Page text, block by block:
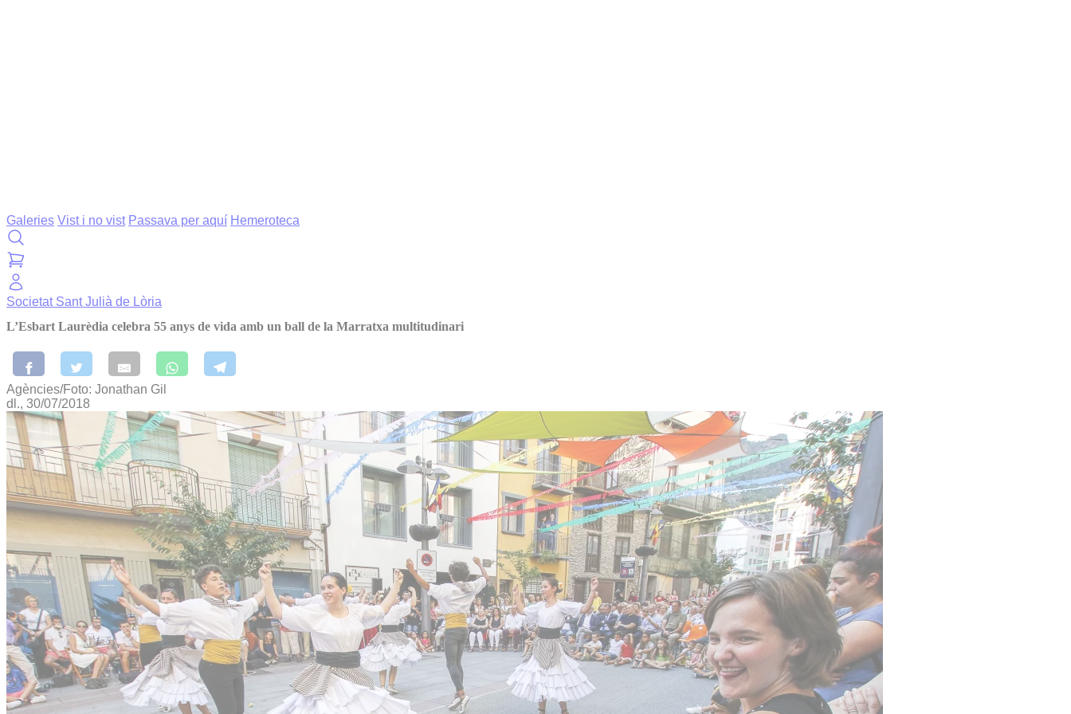
Galeries Vist i no vist Passava per aquí Hemeroteca
Societat Sant Julià de Lòria
L’Esbart Laurèdia celebra 55 anys de vida amb un ball de la Marratxa multitudinari
Agències/Foto: Jonathan Gil
dl., 30/07/2018